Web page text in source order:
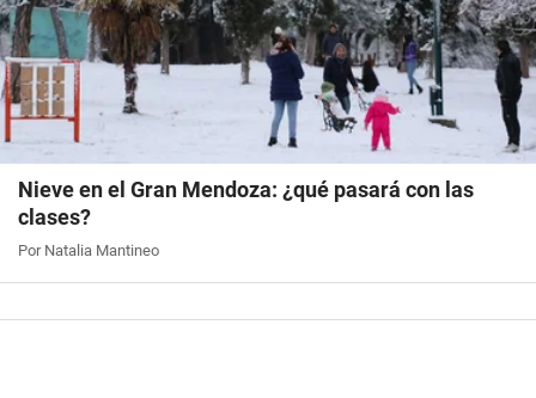
Nieve en el Gran Mendoza: ¿qué pasará con las
clases?
Por Natalia Mantineo